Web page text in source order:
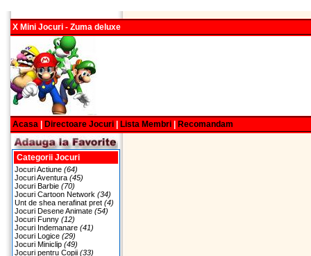
X Mini Jocuri - Zuma deluxe
Acasa Directoare Jocuri Lista Membri Recomandam
Categorii Jocuri
Jocuri Actiune (64)
Jocuri Aventura (45)
Jocuri Barbie (70)
Jocuri Cartoon Network (34)
Unt de shea nerafinat pret (4)
Jocuri Desene Animate (54)
Jocuri Funny (12)
Jocuri Indemanare (41)
Jocuri Logice (29)
Jocuri Miniclip (49)
Jocuri pentru Copii (33)